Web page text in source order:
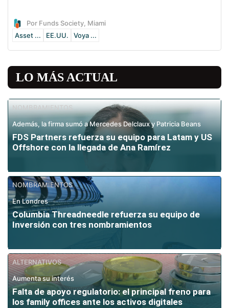
Por Funds Society, Miami
Asset ...
EE.UU. Voya ...
LO MÁS ACTUAL
NOMBRAMIENTOS
Además, la firma sumó a Mercedes Delclaux y Patricia Beans
FDS Partners refuerza su equipo para Latam y US
Offshore con la llegada de Ana Ramírez
NOMBRAMIENTOS
En Londres
Columbia Threadneedle refuerza su equipo de
Inversión con tres nombramientos
ALTERNATIVOS
Aumenta su interés
Falta de apoyo regulatorio: el principal freno para
los family offices ante los activos digitales